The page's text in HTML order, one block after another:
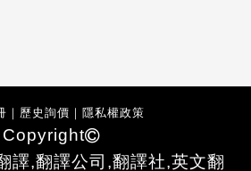
｜ 歷史詢價 ｜ 隱私權政策
Copyright
譯,翻譯公司,翻譯社,英文翻